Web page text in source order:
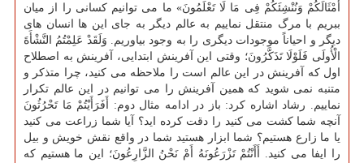
أَمْثَالَكُمْ وَنُنْشِئَكُمْ فِی مَا لَا تَعْلَمُونَ» ما می توانیم كسانی را از میان
ببریم با مرگ منتقل نماییم به عالم دیگر به جای این ها انسان های
دیگر و احیاناً موجودات دیگری را به وجود بیاوریم. وَلَقَدْ عَلِمْتُمُ النَّشْأَةَ
الْأُولَی فَلَوْلَا تَذَكَّرُونَ؛ وقتی این آفرینش ابتدایی، آفرینش به اصطلاح
اول كه آفرینش در این عالم است را ملاحظه می كنید، چرا متذكر و
متنبه نمی شوید كه همین آفرینش را می توانیم در این عالم تكرار
نماییم. رشاد اشاره كرد: باز در ادامه مثال دوم: أَفَرَأَیْتُمْ مَا تَحْرُثُونَ
آنچه شما كشت می كنید را دقت كرده اید؟ آیا شما زراعت می كنید
یا ما زارع هستیم؟ شما ابزار هستید شما در واقع نقش خویش و بیل
را ایفا می كنید. أَأَنْتُمْ تَزْرَعُونَهُ أَمْ نَحْنُ الزَّارِعُونَ؛ این ما هستیم كه